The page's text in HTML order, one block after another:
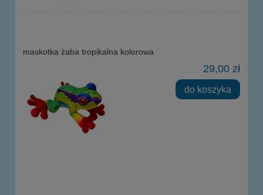
maskotka żaba tropikalna kolorowa
29,00 zł
do koszyka